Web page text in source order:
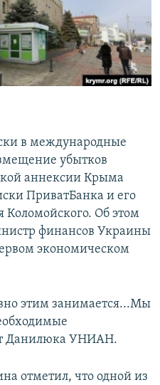
в международные
убытков
аннексии Крыма
ПриватБанка и его
Об этом
финансов Украины
экономическом
этим занимается...Мы
Данилюка УНИАН.
отметил, что одной из